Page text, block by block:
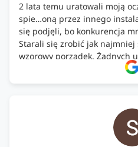
2 lata temu uratowali moją
spie…oną przez innego
się podjęli, bo konkurencja
Starali się zrobić jak
wzorowy porządek. Żadnych
kosztów. Zaskoczenie.
pomontażowa również OK. A